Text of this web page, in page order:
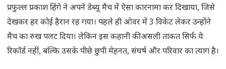
प्रफुल्ल प्रकाश हिंगे ने अपने डेब्यू मैच में ऐसा कारनामा कर दिखाया, जिसे
देखकर हर कोई हैरान रह गया। पहले ही ओवर में 3 विकेट लेकर उन्होंने
मैच का रुख पलट दिया। लेकिन इस कहानी की असली ताकत सिर्फ ये
रिकॉर्ड नहीं, बल्कि उसके पीछे छुपी मेहनत, संघर्ष और परिवार का त्याग है।